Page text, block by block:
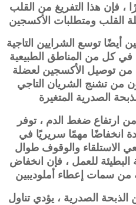
، فإن هذا التفريغ من القلب
القلب ومتطلبات الأكسجين
أيضًا توسع الشرايين التاجية
، في كل من المناطق الطبيعية
من توصيل الأكسجين لعضلة
من تشنج الشريان التاجي
الصدرية المتغيرة
ارتفاع ضغط الدم ، توفر
انخفاضًا مهمًا سريريًا في
والوقوف طوال
البطيئة للعمل ، فإن انخفاض
سمات إعطاء أملوديبين
الصدرية ، يؤدي تناول